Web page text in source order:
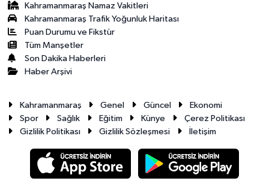
Kahramanmaraş Namaz Vakitleri
Kahramanmaraş Trafik Yoğunluk Haritası
Puan Durumu ve Fikstür
Tüm Manşetler
Son Dakika Haberleri
Haber Arşivi
Kahramanmaraş Genel Güncel
Ekonomi
Spor
Sağlık Eğitim Künye
Çerez Politikası
Gizlilik Politikası
Gizlilik Sözleşmesi İletişim